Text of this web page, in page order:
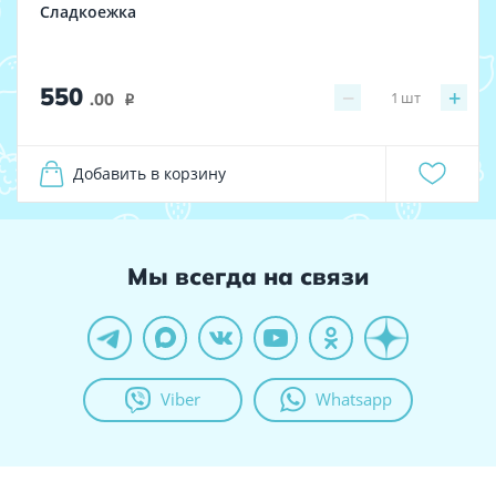
Сладкоежка
550 .00 i − +
1 шт
Добавить в корзину
Мы всегда на связи
Viber Whatsapp